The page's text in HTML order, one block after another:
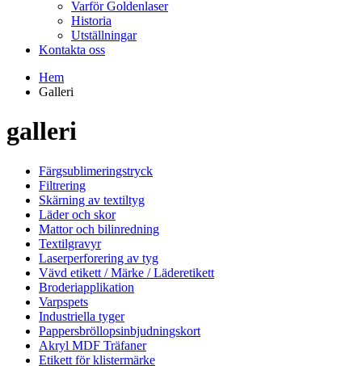
Varför Goldenlaser
Historia
Utställningar
Kontakta oss
Hem
Galleri
galleri
Färgsublimeringstryck
Filtrering
Skärning av textiltyg
Läder och skor
Mattor och bilinredning
Textilgravyr
Laserperforering av tyg
Vävd etikett / Märke / Läderetikett
Broderiapplikation
Varpspets
Industriella tyger
Pappersbröllopsinbjudningskort
Akryl MDF Träfaner
Etikett för klistermärke